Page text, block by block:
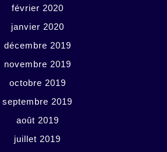
février 2020
janvier 2020
décembre 2019
novembre 2019
octobre 2019
septembre 2019
août 2019
juillet 2019